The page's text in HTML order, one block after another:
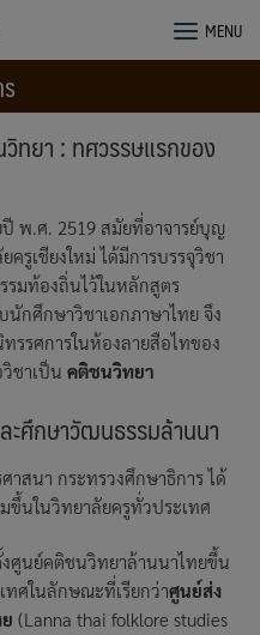
MENU
ทยา : ทศวรรษแรกของ
พ.ศ. 2519 สมัยที่อาจารย์บุญ
รูเชียงใหม่ ได้มีการบรรจุวิชา
มท้องถิ่นไว้ในหลักสูตร
กศึกษาวิชาเอกภาษาไทย จึง
รรศการในห้องลายสือไทของ
ชาเป็น คติชนวิทยา
ศึกษาวัฒนธรรมล้านนา
สนา กระทรวงศึกษาธิการ ได้
ขึ้นในวิทยาลัยครูทั่วประเทศ
ศูนย์คติชนวิทยาล้านนาไทยขึ้น
ศในลักษณะที่เรียกว่าศูนย์ส่ง
(Lanna thai folklore studies